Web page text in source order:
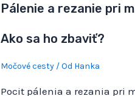
Pálenie a rezanie pri
Ako sa ho zbaviť?
Močové cesty / Od Hanka
Pocit pálenia a rezania pri